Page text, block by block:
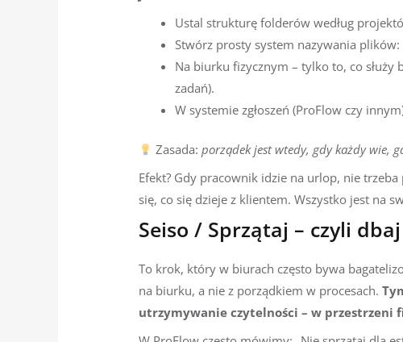
Ustal strukturę folderów według
Stwórz prosty system nazywania plików:
Na biurku fizycznym – tylko to, co
zadań).
W systemie zgłoszeń (ProFlow czy
Zasada:porządek jest wtedy, gdy każdy wie,
Efekt? Gdy pracownik idzie na urlop, nie
się, co się dzieje z klientem. Wszystko jest na
Seiso / Sprzątaj – czyli
To krok, który w biurach często bywa
na biurku, a nie z porządkiem w procesach.
utrzymywanie czytelności – w przestrzeni